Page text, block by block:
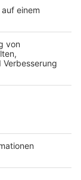
während der
Schon vor
an
einmal mehr,
sich zu